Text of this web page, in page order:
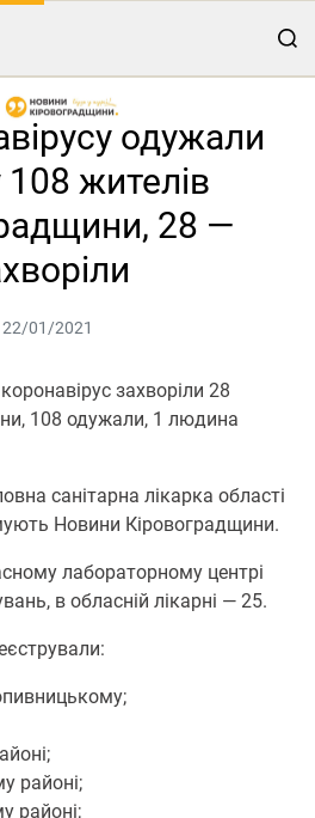
одужали
108 жителів
28 —
22/01/2021
захворіли 28
108 одужали, 1 людина
санітарна лікарка області
Новини Кіровоградщини.
лабораторному центрі
в обласній лікарні — 25.
районі;
районі;